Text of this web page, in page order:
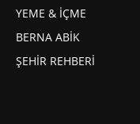
YEME & İÇME
BERNA ABİK
ŞEHİR REHBERİ